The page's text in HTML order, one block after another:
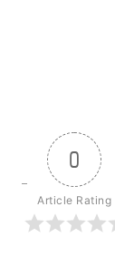
0
Article Rating